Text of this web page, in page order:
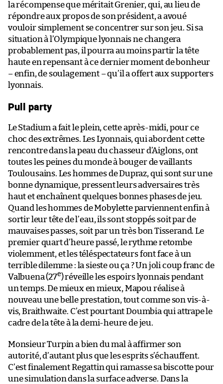
la récompense que méritait Grenier, qui, au lieu de
répondre aux propos de son président, a avoué
vouloir simplement se concentrer sur son jeu. Si sa
situation à l’Olympique lyonnais ne changera
probablement pas, il pourra au moins partir la tête
haute en repensant à ce dernier moment de bonheur
– enfin, de soulagement – qu’il a offert aux supporters
lyonnais.
Pull party
Le Stadium a fait le plein, cette après-midi, pour ce
choc des extrêmes. Les Lyonnais, qui abordent cette
rencontre dans la peau du chasseur d’Aiglons, ont
toutes les peines du monde à bouger de vaillants
Toulousains. Les hommes de Dupraz, qui sont sur une
bonne dynamique, pressent leurs adversaires très
haut et enchaînent quelques bonnes phases de jeu.
Quand les hommes de Mobylette parviennent enfin à
sortir leur tête de l’eau, ils sont stoppés soit par de
mauvaises passes, soit par un très bon Tisserand. Le
premier quart d’heure passé, le rythme retombe
violemment, et les téléspectateurs font face à un
terrible dilemme : la sieste ou ça ? Un joli coup franc de
Valbuena (27e) réveille les espoirs lyonnais pendant
un temps. De mieux en mieux, Mapou réalise à
nouveau une belle prestation, tout comme son vis-à-
vis, Braithwaite. C’est pourtant Doumbia qui attrape le
cadre de la tête à la demi-heure de jeu.
Monsieur Turpin a bien du mal à affirmer son
autorité, d’autant plus que les esprits s’échauffent.
C’est finalement Regattin qui ramasse sa biscotte pour
une simulation dans la surface adverse. Dans la